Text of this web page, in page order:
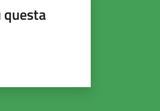
questa